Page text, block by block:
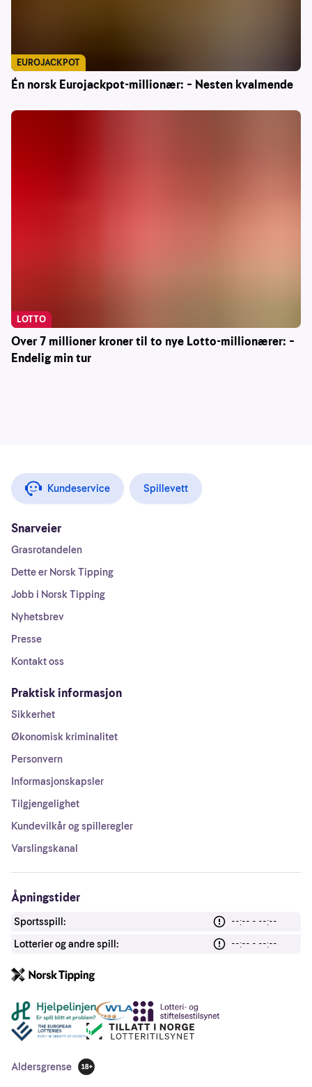
Én norsk Eurojackpot-millionær: – Nesten kvalmende
EUROJACKPOT
Over 7 millioner kroner til to nye Lotto-millionærer: –
Endelig min tur
LOTTO
Kundeservice Spillevett
Snarveier
Grasrotandelen
Dette er Norsk Tipping
Jobb i Norsk Tipping
Nyhetsbrev
Presse
Kontakt oss
Praktisk informasjon
Sikkerhet
Økonomisk kriminalitet
Personvern
Informasjonskapsler
Tilgjengelighet
Kundevilkår og spilleregler
Varslingskanal
Åpningstider
Sportsspill:
--:-- - --:--
Lotterier og andre spill:
--:-- - --:--
Andre lenker
Aldersgrense
18 år